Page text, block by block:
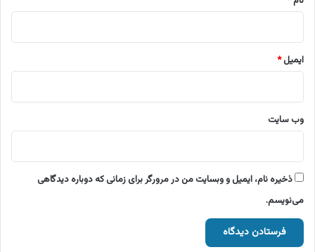
ایمیل*
وب‌ سایت
ذخیره نام، ایمیل و وبسایت من در مرورگر برای زمانی که دوباره دیدگاهی
می‌نویسم.